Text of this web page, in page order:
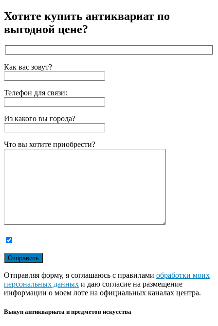
Хотите купить антиквариат по
выгодной цене?
Как вас зовут?
Телефон для связи:
Из какого вы города?
Что вы хотите приобрести?
Отправляя форму, я соглашаюсь с правилами обработки моих
персональных данных и даю согласие на размещение
информации о моем лоте на официальных каналах центра.
Выкуп антиквариата и предметов искусства